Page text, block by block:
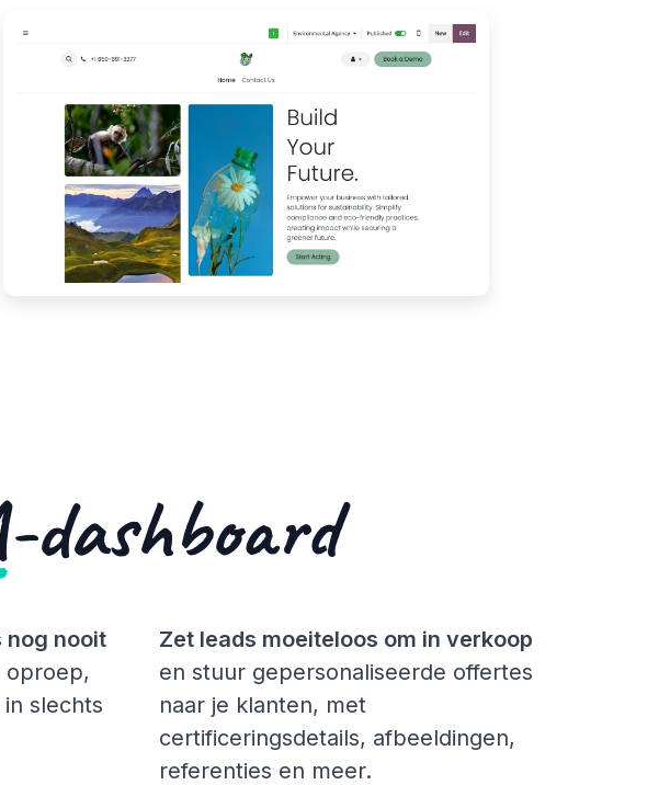
-dashboard
nog nooit
oproep,
slechts
Zet leads moeiteloos om in verkoop
en stuur gepersonaliseerde offertes
naar je klanten, met
certificeringsdetails, afbeeldingen,
referenties en meer.